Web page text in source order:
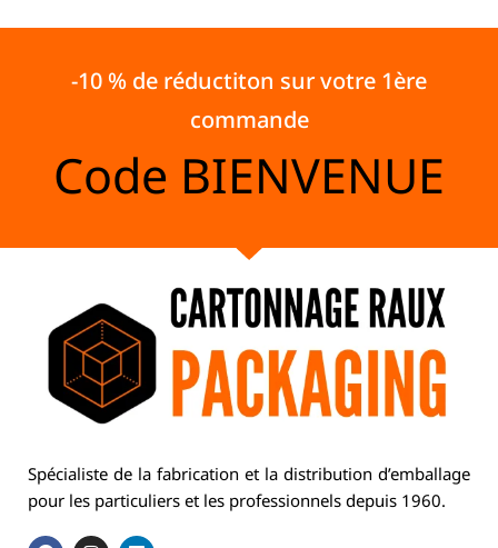
-10 % de réductiton sur votre 1ère
commande
Code BIENVENUE
Spécialiste de la fabrication et la distribution d’emballage
pour les particuliers et les professionnels depuis 1960.